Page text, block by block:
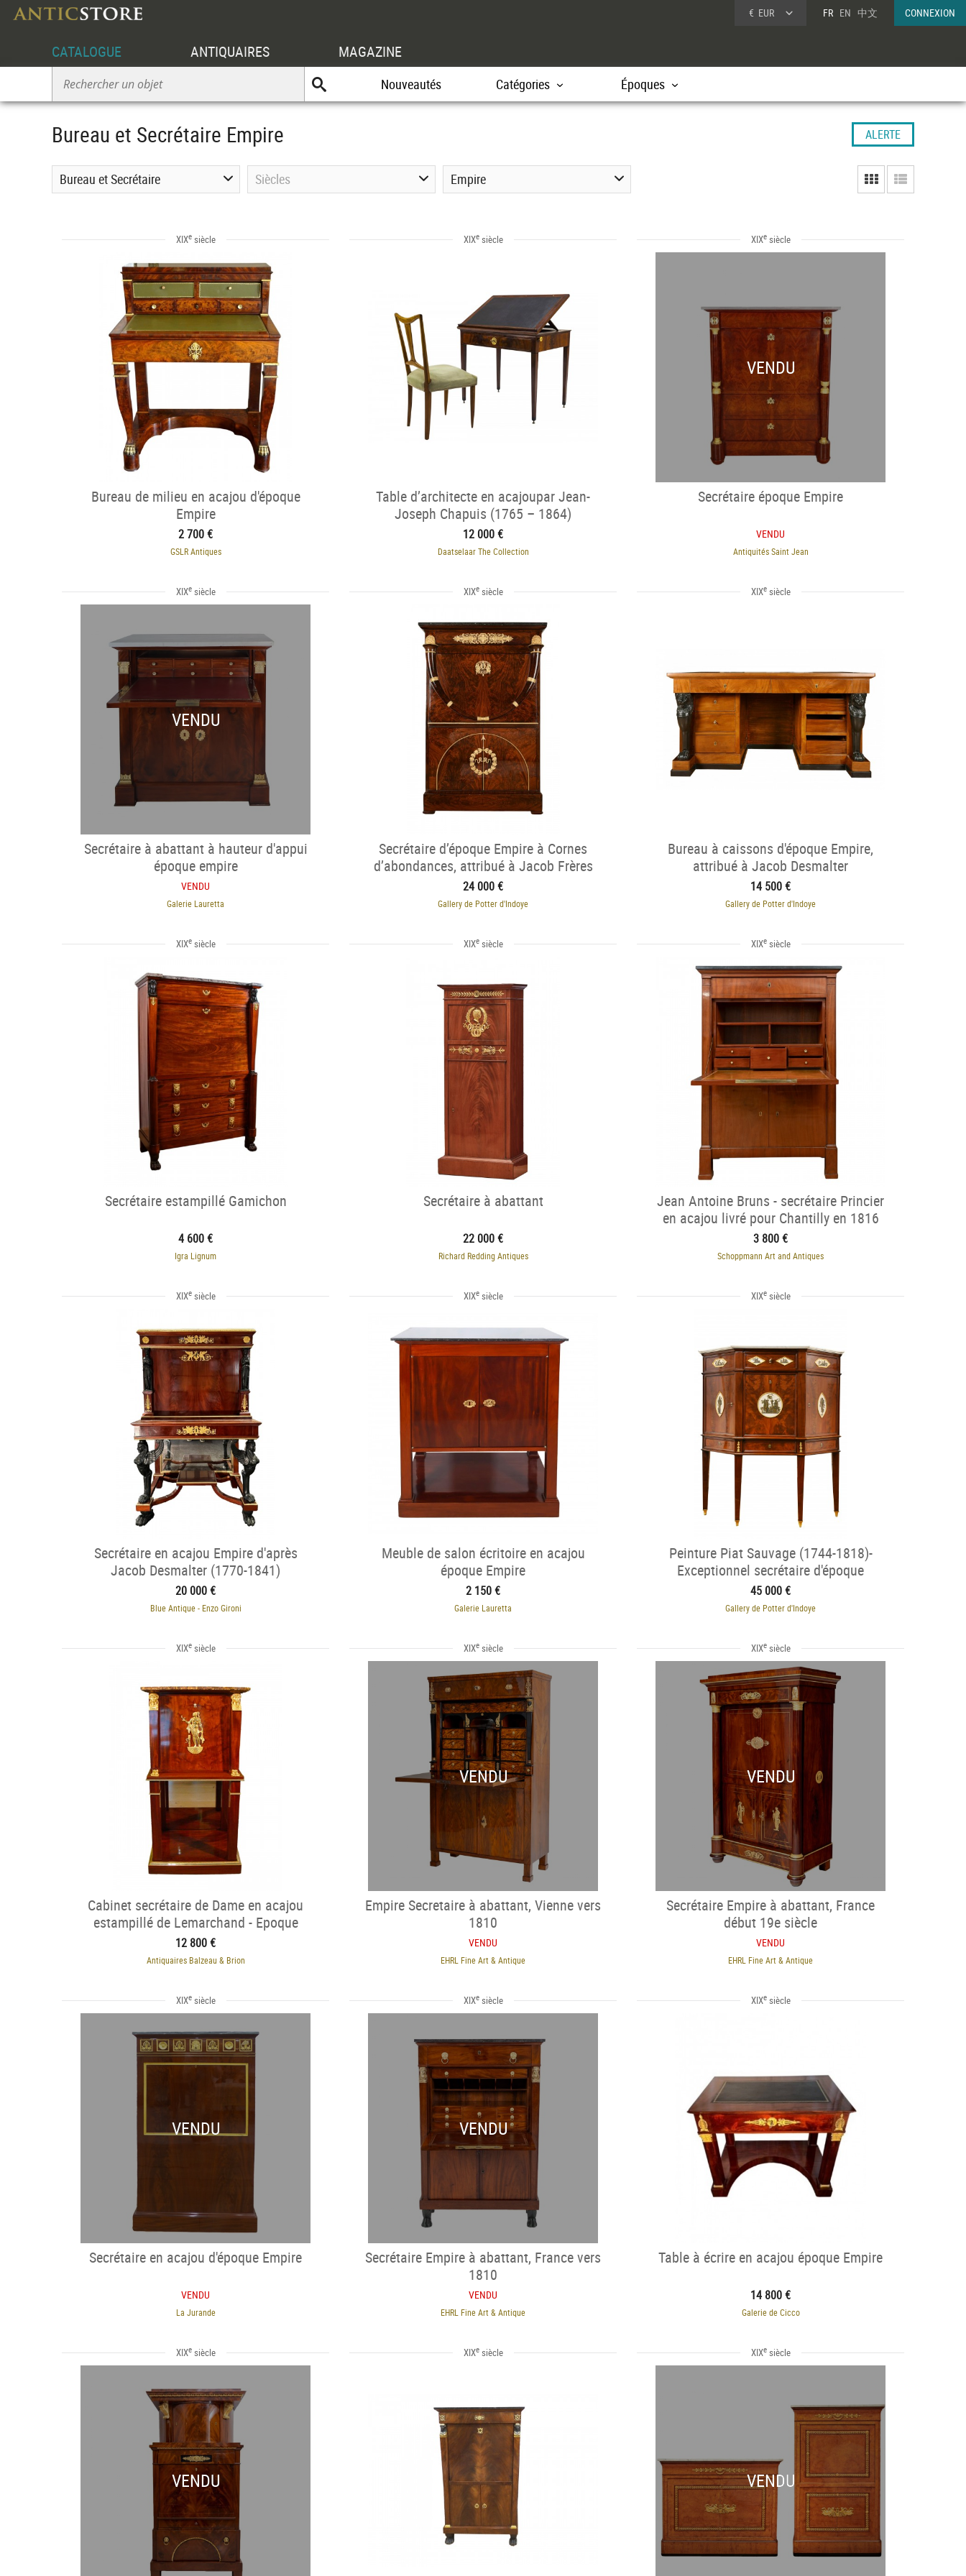
€ EUR FR EN 中文 CONNEXION
CATALOGUE ANTIQUAIRES MAGAZINE
Nouveautés Catégories Époques
Bureau et Secrétaire Empire ALERTE
Bureau et Secrétaire Siècles Empire
XIXesiècle
Bureau de milieu en acajou d'époque
Empire
2 700 €
GSLR Antiques
XIXesiècle
Table d’architecte en acajoupar Jean-
Joseph Chapuis (1765 – 1864)
12 000 €
Daatselaar The Collection
XIXesiècle
VENDU
Secrétaire époque Empire
VENDU
Antiquités Saint Jean
XIXesiècle
VENDU
Secrétaire à abattant à hauteur d'appui
époque empire
VENDU
Galerie Lauretta
XIXesiècle
Secrétaire d’époque Empire à Cornes
d’abondances, attribué à Jacob Frères
24 000 €
Gallery de Potter d'Indoye
XIXesiècle
Bureau à caissons d'époque Empire,
attribué à Jacob Desmalter
14 500 €
Gallery de Potter d'Indoye
XIXesiècle
Secrétaire estampillé Gamichon
4 600 €
Igra Lignum
XIXesiècle
Secrétaire à abattant
22 000 €
Richard Redding Antiques
XIXesiècle
Jean Antoine Bruns - secrétaire Princier
en acajou livré pour Chantilly en 1816
3 800 €
Schoppmann Art and Antiques
XIXesiècle
Secrétaire en acajou Empire d'après
Jacob Desmalter (1770-1841)
20 000 €
Blue Antique - Enzo Gironi
XIXesiècle
Meuble de salon écritoire en acajou
époque Empire
2 150 €
Galerie Lauretta
XIXesiècle
Peinture Piat Sauvage (1744-1818)-
Exceptionnel secrétaire d'époque
Consulat attribué á BIENNAIS
45 000 €
Gallery de Potter d'Indoye
XIXesiècle
Cabinet secrétaire de Dame en acajou
estampillé de Lemarchand - Epoque
Empire
12 800 €
Antiquaires Balzeau & Brion
XIXesiècle
VENDU
Empire Secretaire à abattant, Vienne vers
1810
VENDU
EHRL Fine Art & Antique
XIXesiècle
VENDU
Secrétaire Empire à abattant, France
début 19e siècle
VENDU
EHRL Fine Art & Antique
XIXesiècle
VENDU
Secrétaire en acajou d'époque Empire
VENDU
La Jurande
XIXesiècle
VENDU
Secrétaire Empire à abattant, France vers
1810
VENDU
EHRL Fine Art & Antique
XIXesiècle
Table à écrire en acajou époque Empire
14 800 €
Galerie de Cicco
XIXesiècle
VENDU
XIXesiècle XIXesiècle
VENDU